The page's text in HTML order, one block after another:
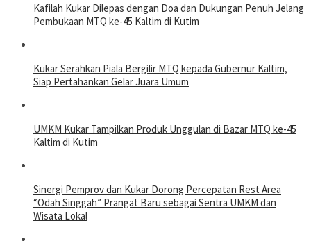
Kafilah Kukar Dilepas dengan Doa dan Dukungan Penuh Jelang
Pembukaan MTQ ke-45 Kaltim di Kutim
Kukar Serahkan Piala Bergilir MTQ kepada Gubernur Kaltim,
Siap Pertahankan Gelar Juara Umum
UMKM Kukar Tampilkan Produk Unggulan di Bazar MTQ ke-45
Kaltim di Kutim
Sinergi Pemprov dan Kukar Dorong Percepatan Rest Area
“Odah Singgah” Prangat Baru sebagai Sentra UMKM dan
Wisata Lokal